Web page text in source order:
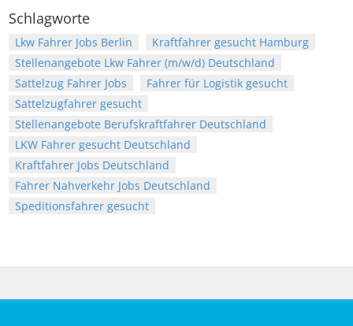
Schlagworte
Lkw Fahrer Jobs Berlin
Kraftfahrer gesucht Hamburg
Stellenangebote Lkw Fahrer (m/w/d) Deutschland
Sattelzug Fahrer Jobs
Fahrer für Logistik gesucht
Sattelzugfahrer gesucht
Stellenangebote Berufskraftfahrer Deutschland
LKW Fahrer gesucht Deutschland
Kraftfahrer Jobs Deutschland
Fahrer Nahverkehr Jobs Deutschland
Speditionsfahrer gesucht